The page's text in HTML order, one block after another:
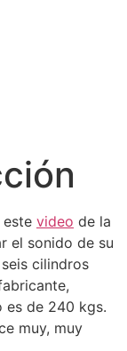
este video de la
el sonido de su
cilindros
es de 240 kgs.
muy, muy